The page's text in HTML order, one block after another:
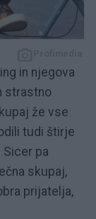
in njegova
strastno
že vse
tudi štirje
Sicer pa
skupaj,
prijatelja,